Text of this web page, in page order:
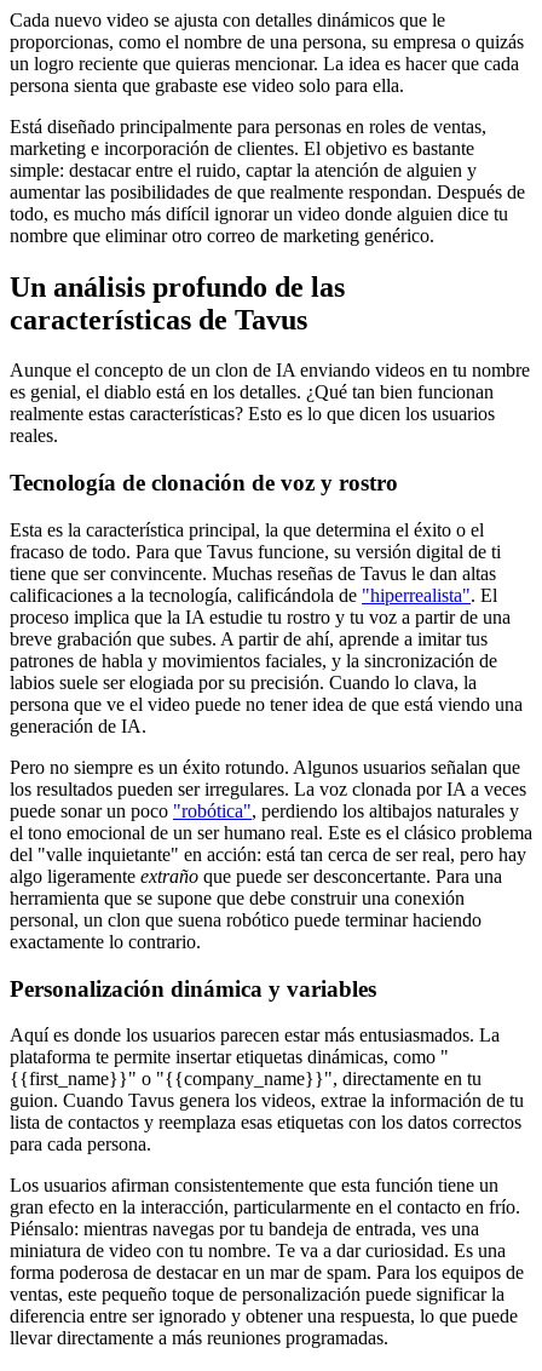
Cada nuevo video se ajusta con detalles dinámicos que le
proporcionas, como el nombre de una persona, su empresa o quizás
un logro reciente que quieras mencionar. La idea es hacer que cada
persona sienta que grabaste ese video solo para ella.
Está diseñado principalmente para personas en roles de ventas,
marketing e incorporación de clientes. El objetivo es bastante
simple: destacar entre el ruido, captar la atención de alguien y
aumentar las posibilidades de que realmente respondan. Después de
todo, es mucho más difícil ignorar un video donde alguien dice tu
nombre que eliminar otro correo de marketing genérico.
Un análisis profundo de las
características de Tavus
Aunque el concepto de un clon de IA enviando videos en tu nombre
es genial, el diablo está en los detalles. ¿Qué tan bien funcionan
realmente estas características? Esto es lo que dicen los usuarios
reales.
Tecnología de clonación de voz y rostro
Esta es la característica principal, la que determina el éxito o el
fracaso de todo. Para que Tavus funcione, su versión digital de ti
tiene que ser convincente. Muchas reseñas de Tavus le dan altas
calificaciones a la tecnología, calificándola de "hiperrealista". El
proceso implica que la IA estudie tu rostro y tu voz a partir de una
breve grabación que subes. A partir de ahí, aprende a imitar tus
patrones de habla y movimientos faciales, y la sincronización de
labios suele ser elogiada por su precisión. Cuando lo clava, la
persona que ve el video puede no tener idea de que está viendo una
generación de IA.
Pero no siempre es un éxito rotundo. Algunos usuarios señalan que
los resultados pueden ser irregulares. La voz clonada por IA a veces
puede sonar un poco "robótica", perdiendo los altibajos naturales y
el tono emocional de un ser humano real. Este es el clásico problema
del "valle inquietante" en acción: está tan cerca de ser real, pero hay
algo ligeramente extraño que puede ser desconcertante. Para una
herramienta que se supone que debe construir una conexión
personal, un clon que suena robótico puede terminar haciendo
exactamente lo contrario.
Personalización dinámica y variables
Aquí es donde los usuarios parecen estar más entusiasmados. La
plataforma te permite insertar etiquetas dinámicas, como "
{{first_name}}" o "{{company_name}}", directamente en tu
guion. Cuando Tavus genera los videos, extrae la información de tu
lista de contactos y reemplaza esas etiquetas con los datos correctos
para cada persona.
Los usuarios afirman consistentemente que esta función tiene un
gran efecto en la interacción, particularmente en el contacto en frío.
Piénsalo: mientras navegas por tu bandeja de entrada, ves una
miniatura de video con tu nombre. Te va a dar curiosidad. Es una
forma poderosa de destacar en un mar de spam. Para los equipos de
ventas, este pequeño toque de personalización puede significar la
diferencia entre ser ignorado y obtener una respuesta, lo que puede
llevar directamente a más reuniones programadas.